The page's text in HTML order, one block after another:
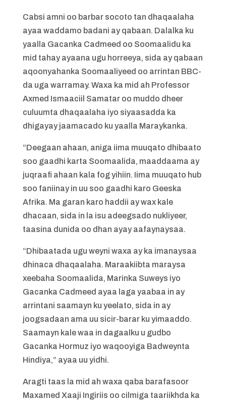
Cabsi amni oo barbar socoto tan dhaqaalaha
ayaa waddamo badani ay qabaan. Dalalka ku
yaalla Gacanka Cadmeed oo Soomaalidu ka
mid tahay ayaana ugu horreeya, sida ay qabaan
aqoonyahanka Soomaaliyeed oo arrintan BBC-
da uga warramay. Waxa ka mid ah Professor
Axmed Ismaaciil Samatar oo muddo dheer
culuumta dhaqaalaha iyo siyaasadda ka
dhigayay jaamacado ku yaalla Maraykanka.
“Deegaan ahaan, aniga iima muuqato dhibaato
soo gaadhi karta Soomaalida, maaddaama ay
juqraafi ahaan kala fog yihiin. Iima muuqato hub
soo faniinay in uu soo gaadhi karo Geeska
Afrika. Ma garan karo haddii ay wax kale
dhacaan, sida in la isu adeegsado nukliyeer,
taasina dunida oo dhan ayay aafaynaysaa.
“Dhibaatada ugu weyni waxa ay ka imanaysaa
dhinaca dhaqaalaha. Maraakiibta maraysa
xeebaha Soomaalida, Marinka Suweys iyo
Gacanka Cadmeed ayaa laga yaabaa in ay
arrintani saamayn ku yeelato, sida in ay
joogsadaan ama uu sicir-barar ku yimaaddo.
Saamayn kale waa in dagaalku u gudbo
Gacanka Hormuz iyo waqooyiga Badweynta
Hindiya,” ayaa uu yidhi.
Aragti taas la mid ah waxa qaba barafasoor
Maxamed Xaaji Ingiriis oo cilmiga taariikhda ka